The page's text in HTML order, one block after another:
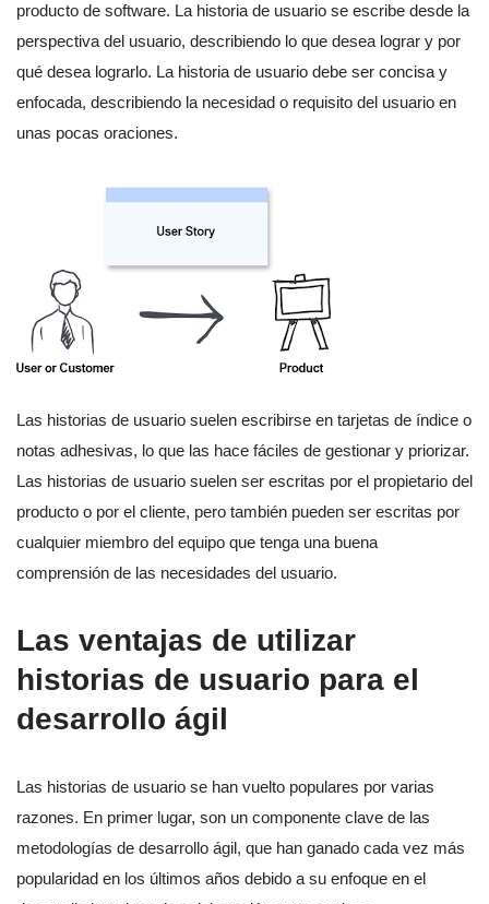
producto de software. La historia de usuario se escribe desde la
perspectiva del usuario, describiendo lo que desea lograr y por
qué desea lograrlo. La historia de usuario debe ser concisa y
enfocada, describiendo la necesidad o requisito del usuario en
unas pocas oraciones.
Las historias de usuario suelen escribirse en tarjetas de índice o
notas adhesivas, lo que las hace fáciles de gestionar y priorizar.
Las historias de usuario suelen ser escritas por el propietario del
producto o por el cliente, pero también pueden ser escritas por
cualquier miembro del equipo que tenga una buena
comprensión de las necesidades del usuario.
Las ventajas de utilizar
historias de usuario para el
desarrollo ágil
Las historias de usuario se han vuelto populares por varias
razones. En primer lugar, son un componente clave de las
metodologías de desarrollo ágil, que han ganado cada vez más
popularidad en los últimos años debido a su enfoque en el